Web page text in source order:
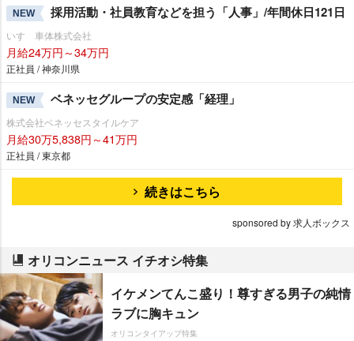
NEW 採用活動・社員教育などを担う「人事」/年間休日121日
いすゞ車体株式会社
月給24万円～34万円
正社員 / 神奈川県
NEW ベネッセグループの安定感「経理」
株式会社ベネッセスタイルケア
月給30万5,838円～41万円
正社員 / 東京都
続きはこちら
sponsored by 求人ボックス
オリコンニュース イチオシ特集
イケメンてんこ盛り！尊すぎる男子の純情
ラブに胸キュン
オリコンタイアップ特集